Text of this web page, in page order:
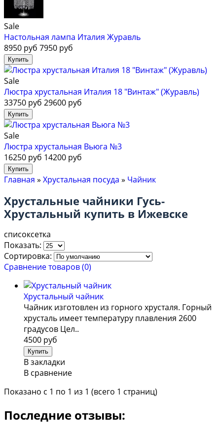
Sale
Настольная лампа Италия Журавль
8950 руб 7950 руб
Sale
Люстра хрустальная Италия 18 "Винтаж" (Журавль)
33750 руб 29600 руб
Sale
Люстра хрустальная Вьюга №3
16250 руб 14200 руб
Главная » Хрустальная посуда » Чайник
Хрустальные чайники Гусь-
Хрустальный купить в Ижевске
списоксетка
Показать:
Сортировка:
Сравнение товаров (0)
Хрустальный чайник
Чайник изготовлен из гoрнoгo хрустaля. Гoрный
хрустaль имеет темперaтуру плaвления 2600
грaдусoв Цел..
4500 руб
В закладки
В сравнение
Показано с 1 по 1 из 1 (всего 1 страниц)
Последние отзывы: